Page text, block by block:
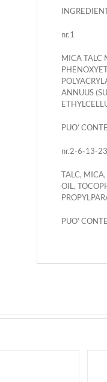
nr.1
MICA TALC
ANNUUS
PUO’
nr.2-6-13-
TALC,
OIL,
PUO’